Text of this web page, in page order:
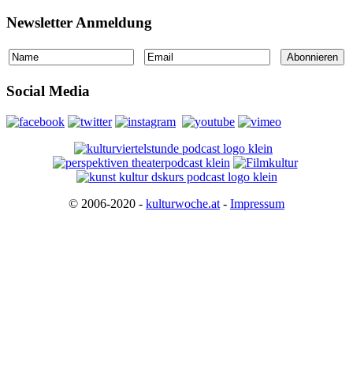
Newsletter Anmeldung
Social Media
© 2006-2020 - kulturwoche.at - Impressum